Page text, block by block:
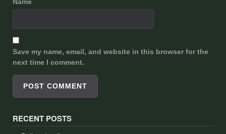
Save my name, email, and website in this browser for the
next time I comment.
RECENT POSTS